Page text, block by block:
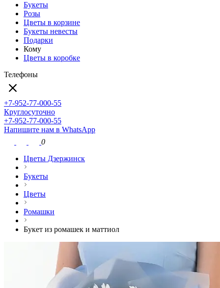
Букеты
Розы
Цветы в корзине
Букеты невесты
Подарки
Кому
Цветы в коробке
Телефоны
+7-952-77-000-55
Круглосуточно
+7-952-77-000-55
Напишите нам в WhatsApp
0
Цветы Дзержинск
Букеты
Цветы
Ромашки
Букет из ромашек и маттиол